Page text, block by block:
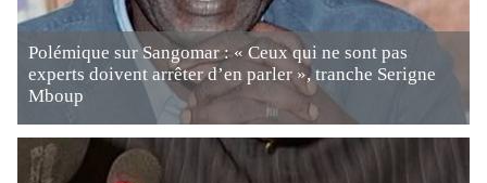
Polémique sur Sangomar : « Ceux qui ne sont pas
experts doivent arrêter d’en parler », tranche Serigne
Mboup